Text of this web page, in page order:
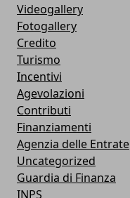
Videogallery
Fotogallery
Credito
Turismo
Incentivi
Agevolazioni
Contributi
Finanziamenti
Agenzia delle Entrate
Uncategorized
Guardia di Finanza
INPS